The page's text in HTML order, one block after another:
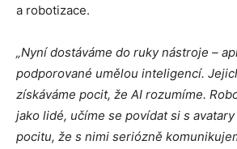
a robotizace.
„Nyní dostáváme do ruky nástroje –
podporované umělou inteligencí.
získáváme pocit, že AI rozumíme.
jako lidé, učíme se povídat si s
pocitu, že s nimi seriózně